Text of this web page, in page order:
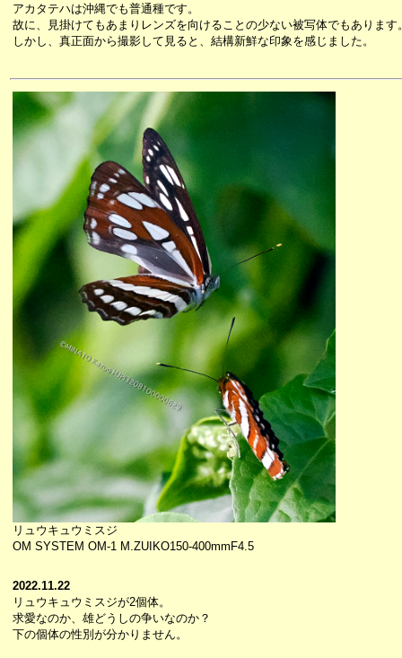
アカタテハは沖縄でも普通種です。
故に、見掛けてもあまりレンズを向けることの少ない被写体でもあります
しかし、真正面から撮影して見ると、結構新鮮な印象を感じました。
リュウキュウミスジ
OM SYSTEM OM-1 M.ZUIKO150-400mmF4.5
2022.11.22
リュウキュウミスジが2個体。
求愛なのか、雄どうしの争いなのか？
下の個体の性別が分かりません。